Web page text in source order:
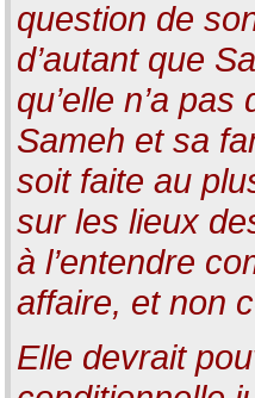
question de
d’autant que
qu’elle n’a
Sameh et sa
soit faite au
sur les lieux
à l’entendre
affaire, et non
Elle devrait